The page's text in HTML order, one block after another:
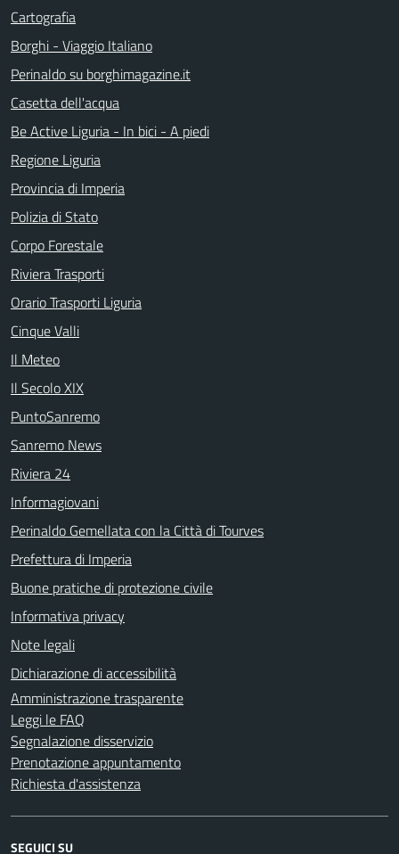
Cartografia
Borghi - Viaggio Italiano
Perinaldo su borghimagazine.it
Casetta dell'acqua
Be Active Liguria - In bici - A piedi
Regione Liguria
Provincia di Imperia
Polizia di Stato
Corpo Forestale
Riviera Trasporti
Orario Trasporti Liguria
Cinque Valli
Il Meteo
Il Secolo XIX
PuntoSanremo
Sanremo News
Riviera 24
Informagiovani
Perinaldo Gemellata con la Città di Tourves
Prefettura di Imperia
Buone pratiche di protezione civile
Informativa privacy
Note legali
Dichiarazione di accessibilità
Amministrazione trasparente
Leggi le FAQ
Segnalazione disservizio
Prenotazione appuntamento
Richiesta d'assistenza
SEGUICI SU